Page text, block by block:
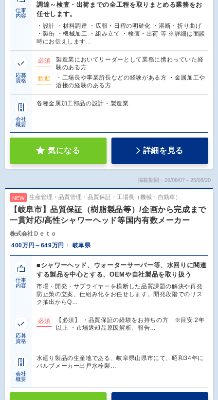
仕事
内容
調達～検査・出荷までの全工程を取りまとめる業務をお
任せします。
・設計 ・材料調達 ・広報・日程の明確化 ・溶断・折り曲げ
・製缶 ・機械加工 ・組み立て ・検査・出荷 等 ※詳細は面談
時にお伝えします…
応募
資格
必須
製造業においてリーダーとして業務に携わっていた経
験のある方
歓迎
・工場長や事業所長などの経験がある方 ・金属加工や
溶接の経験のある方
会社
概要
各種金属加工部品の設計・製造業
気になる 詳細を見る
掲載期間：26/08/07～26/08/20
NEW 生産管理・品質管理・品質保証・工場長（機械・自動車）
【岐阜市】品質保証（樹脂製品等）/企画から完成まで
一貫対応/高性シャワーヘッド等国内有数メーカー
株式会社Ｄｅｔｏ
400万円～649万円
岐阜県
仕事
内容
■シャワーヘッド、ウォーターサーバー等、水回りに関連
する製品を中心とする、OEMや自社製品を取り扱う
市場・開発・サプライヤーを横断した品質課題の解決や再発
防止策の立案、仕組み化をお任せします。開発段階でのリス
ク抽出からQ…
応募
資格
必須
【必須】 ・品質保証の経験をお持ちの方 ※目安:2年
以上 ・市場返却品原因解析、報告…
会社
概要
水廻り製品の生産地である、岐阜県山県市にて、昭和34年に
バルブメーカー出戸水栓製…